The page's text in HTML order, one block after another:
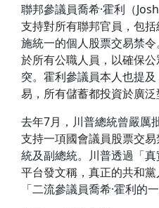
聯邦參議員喬希·霍利（
支持對所有聯邦官員，包
施統一的個人股票交易禁
於所有公職人員，以確保
突。霍利參議員本人也提
易，所有儲蓄都投資於廣泛
去年7月，川普總統曾嚴厲
支持一項國會議員股票交
統及副總統。川普透過「
平台發文稱，真正的共和
「二流參議員喬希·霍利的